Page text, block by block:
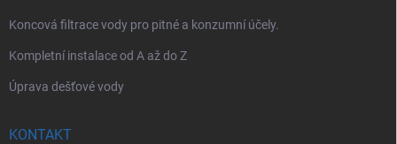
Koncová filtrace vody pro pitné a konzumní účely.
Kompletní instalace od A až do Z
Úprava dešťové vody
KONTAKT